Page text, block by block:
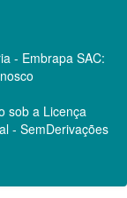
- Embrapa SAC:
sob a Licença
- SemDerivações